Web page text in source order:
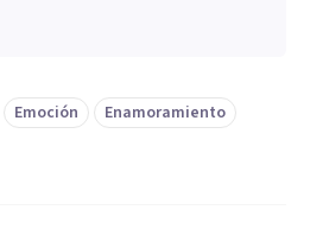
Emoción
Enamoramiento